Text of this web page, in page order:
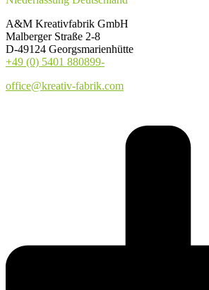
A&M Kreativfabrik GmbH
Malberger Straße 2-8
D-49124 Georgsmarienhütte
+49 (0) 5401 880899-
office@kreativ-fabrik.com